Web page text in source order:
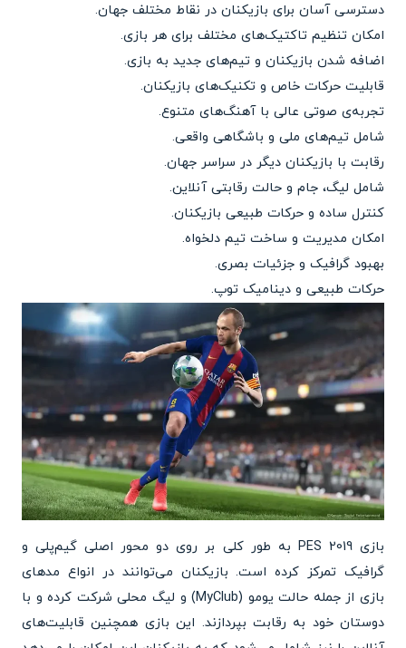
دسترسی آسان برای بازیکنان در نقاط مختلف جهان.
امکان تنظیم تاکتیک‌های مختلف برای هر بازی.
اضافه شدن بازیکنان و تیم‌های جدید به بازی.
قابلیت حرکات خاص و تکنیک‌های بازیکنان.
تجربه‌ی صوتی عالی با آهنگ‌های متنوع.
شامل تیم‌های ملی و باشگاهی واقعی.
رقابت با بازیکنان دیگر در سراسر جهان.
شامل لیگ، جام و حالت رقابتی آنلاین.
کنترل ساده و حرکات طبیعی بازیکنان.
امکان مدیریت و ساخت تیم دلخواه.
بهبود گرافیک و جزئیات بصری.
حرکات طبیعی و دینامیک توپ.
بازی PES 2019 به طور کلی بر روی دو محور اصلی گیم‌پلی و
گرافیک تمرکز کرده است. بازیکنان می‌توانند در انواع مدهای
بازی از جمله حالت یومو (MyClub) و لیگ محلی شرکت کرده و با
دوستان خود به رقابت بپردازند. این بازی همچنین قابلیت‌های